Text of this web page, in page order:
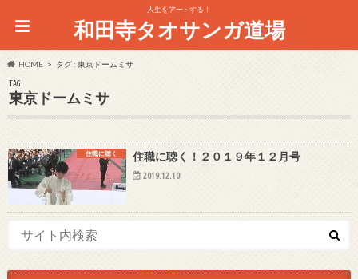
人生をアートする！
和田寺タオサンガ道場
HOME タグ : 東京ドームミサ
TAG
東京ドームミサ
住職に聴く 住職に聴く！２０１９年１２月号
2019.12.10